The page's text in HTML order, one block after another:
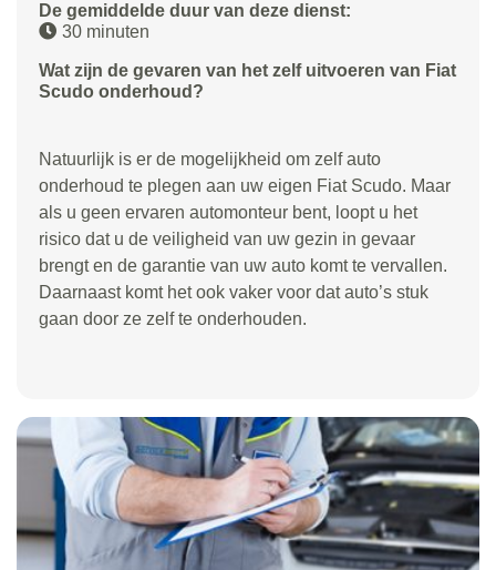
De gemiddelde duur van deze dienst:
30 minuten
Wat zijn de gevaren van het zelf uitvoeren van Fiat
Scudo onderhoud?
Natuurlijk is er de mogelijkheid om zelf auto
onderhoud te plegen aan uw eigen Fiat Scudo. Maar
als u geen ervaren automonteur bent, loopt u het
risico dat u de veiligheid van uw gezin in gevaar
brengt en de garantie van uw auto komt te vervallen.
Daarnaast komt het ook vaker voor dat auto’s stuk
gaan door ze zelf te onderhouden.